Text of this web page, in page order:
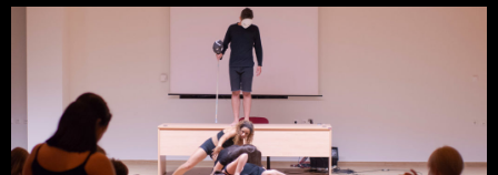
ΕΡΓΑΣΤΗΡΙ ΖΩΗΣ, (THE WORKSHOP OF LIFE)